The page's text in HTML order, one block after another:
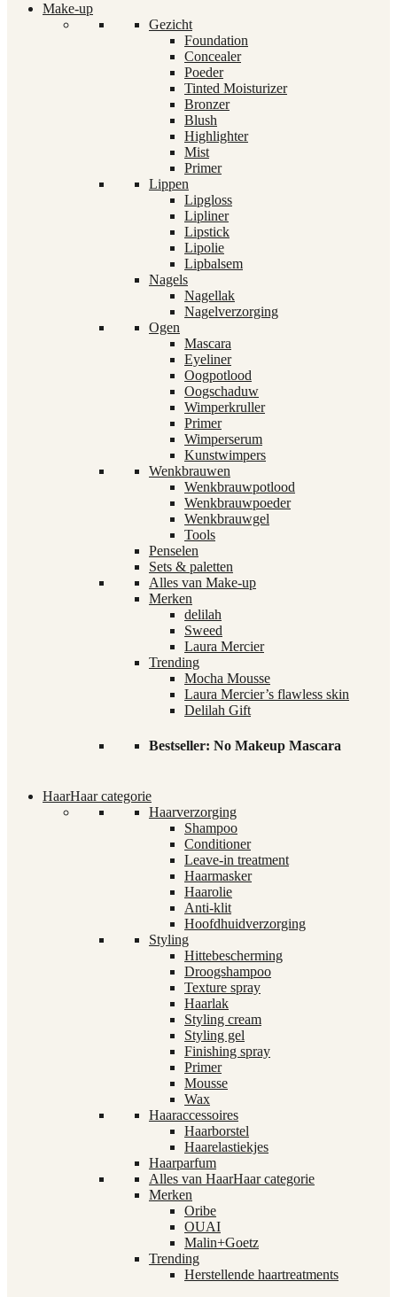
Make-up
Gezicht
Foundation
Concealer
Poeder
Tinted Moisturizer
Bronzer
Blush
Highlighter
Mist
Primer
Lippen
Lipgloss
Lipliner
Lipstick
Lipolie
Lipbalsem
Nagels
Nagellak
Nagelverzorging
Ogen
Mascara
Eyeliner
Oogpotlood
Oogschaduw
Wimperkruller
Primer
Wimperserum
Kunstwimpers
Wenkbrauwen
Wenkbrauwpotlood
Wenkbrauwpoeder
Wenkbrauwgel
Tools
Penselen
Sets & paletten
Alles van Make-up
Merken
delilah
Sweed
Laura Mercier
Trending
Mocha Mousse
Laura Mercier’s flawless skin
Delilah Gift
Bestseller: No Makeup Mascara
HaarHaar categorie
Haarverzorging
Shampoo
Conditioner
Leave-in treatment
Haarmasker
Haarolie
Anti-klit
Hoofdhuidverzorging
Styling
Hittebescherming
Droogshampoo
Texture spray
Haarlak
Styling cream
Styling gel
Finishing spray
Primer
Mousse
Wax
Haaraccessoires
Haarborstel
Haarelastiekjes
Haarparfum
Alles van HaarHaar categorie
Merken
Oribe
OUAI
Malin+Goetz
Trending
Herstellende haartreatments